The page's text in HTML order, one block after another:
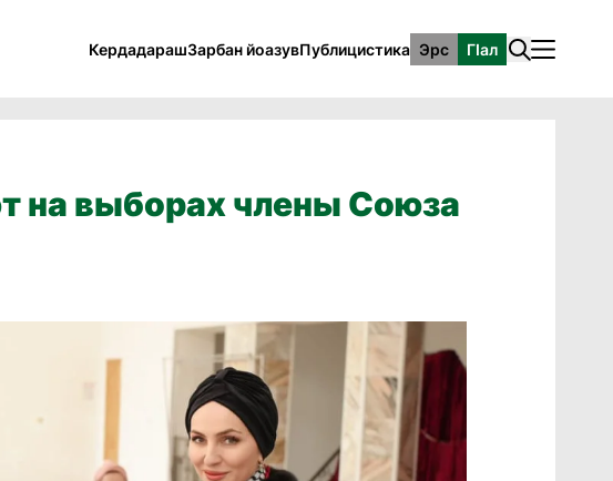
КердадарашЗарбан йоазувПублицистика Эрс ГӀал
на выборах члены Союза